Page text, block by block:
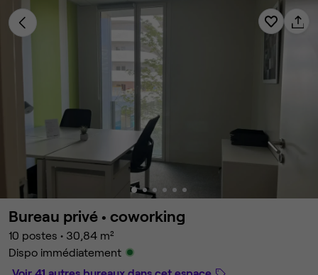
Bureau privé • coworking
10 postes • 30,84 m²
Dispo immédiatement